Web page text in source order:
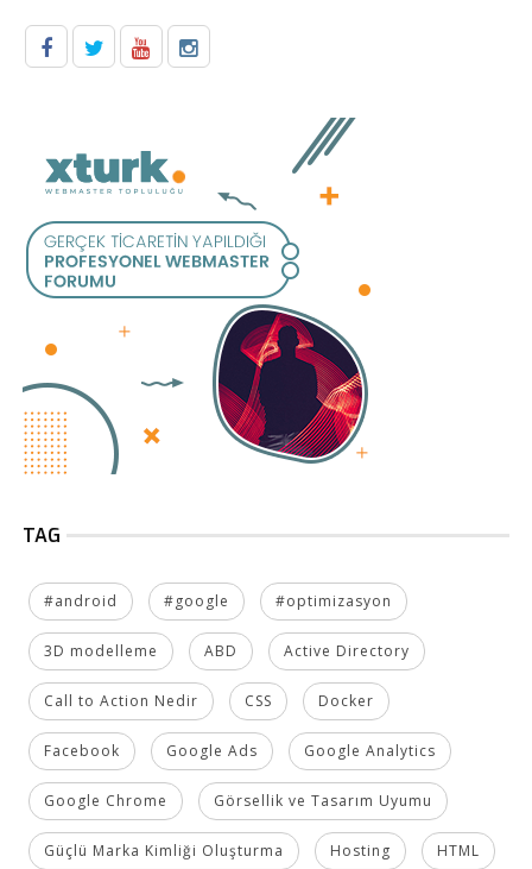
TAG
#android #google #optimizasyon
3D modelleme ABD Active Directory
Call to Action Nedir CSS Docker
Facebook Google Ads Google Analytics
Google Chrome Görsellik ve Tasarım Uyumu
Güçlü Marka Kimliği Oluşturma Hosting HTML